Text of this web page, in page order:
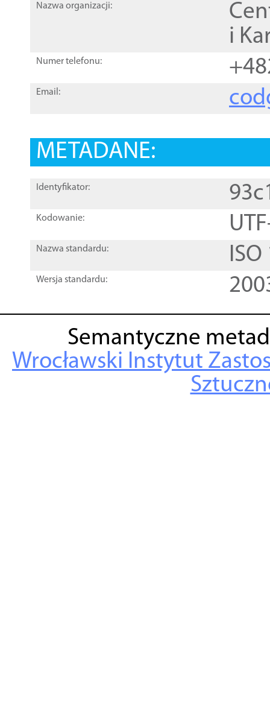
Nazwa organizacji:
i
Numer telefonu:
Email:
METADANE:
Identyfikator:
Kodowanie:
Nazwa standardu:
Wersja standardu:
Semantyczne
Wrocławski Instytut